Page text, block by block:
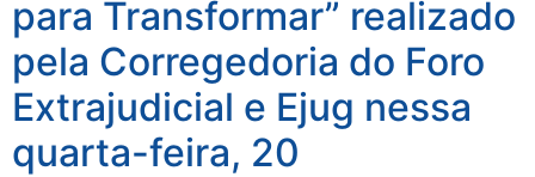
para Transformar” realizado
pela Corregedoria do Foro
Extrajudicial e Ejug nessa
quarta-feira, 20